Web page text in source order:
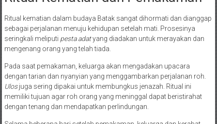
Ritual kematian dalam budaya Batak sangat dihormati dan dianggap
sebagai perjalanan menuju kehidupan setelah mati. Prosesinya
seringkali meliputi pesta adatyang diadakan untuk merayakan dan
mengenang orang yang telah tiada.
Pada saat pemakaman, keluarga akan mengadakan upacara
dengan tarian dan nyanyian yang menggambarkan perjalanan roh.
Ulosjuga sering dipakai untuk membungkus jenazah. Ritual ini
memiliki tujuan agar roh orang yang meninggal dapat beristirahat
dengan tenang dan mendapatkan perlindungan.